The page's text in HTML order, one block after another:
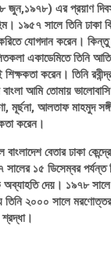
এর প্রয়াণ
১৯৫৭ সালে তিনি ঢাকা
যোগদান করেন। কিন্তু
একাডেমিতে তিনি
করেন। তিনি
বাংলা আমি তোমায়
মূর্ছনা, আলতাফ
করেন।
বেতার ঢাকা
১৫ ডিসেম্বর পর্যন্ত
দেয়। ১৯৭৮ সালে
তিনি ২০০০ সালে